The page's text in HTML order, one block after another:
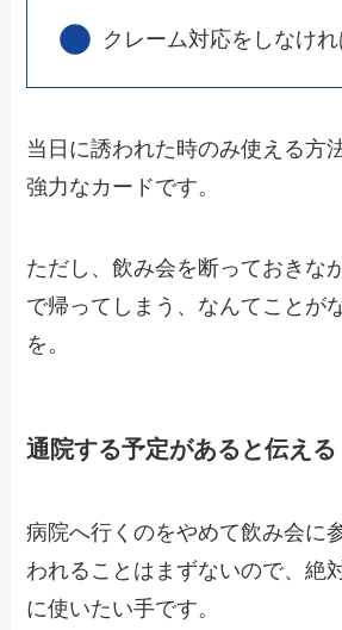
クレーム対応をしなけ
当日に誘われた時のみ使える方
強力なカードです。
ただし、飲み会を断っておきな
で帰ってしまう、なんてことが
を。
通院する予定があると伝える
病院へ行くのをやめて飲み会に
われることはまずないので、絶
に使いたい手です。